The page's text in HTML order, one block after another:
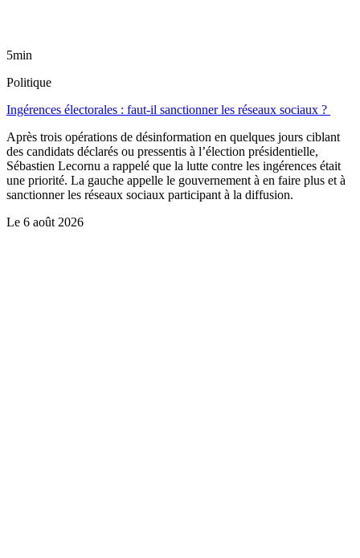
5min
Politique
Ingérences électorales : faut-il sanctionner les réseaux sociaux ?
Après trois opérations de désinformation en quelques jours ciblant
des candidats déclarés ou pressentis à l’élection présidentielle,
Sébastien Lecornu a rappelé que la lutte contre les ingérences était
une priorité. La gauche appelle le gouvernement à en faire plus et à
sanctionner les réseaux sociaux participant à la diffusion.
Le 6 août 2026